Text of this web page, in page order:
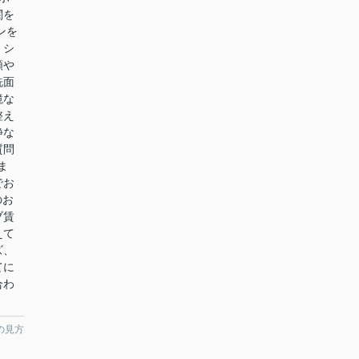
を
を
シ
や
面
な
な
お
賃
て
わ
見方